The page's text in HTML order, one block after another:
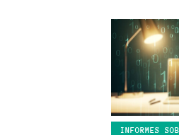
INFORMES